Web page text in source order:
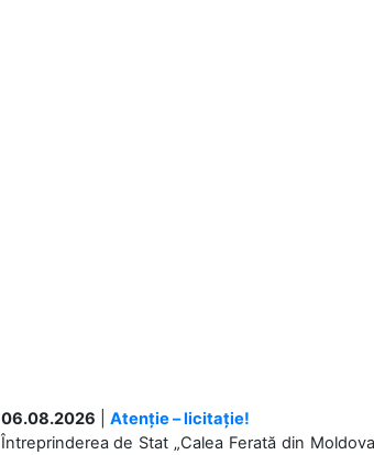
06.08.2026
Atenție – licitație!
Întreprinderea de Stat „Calea Ferată din